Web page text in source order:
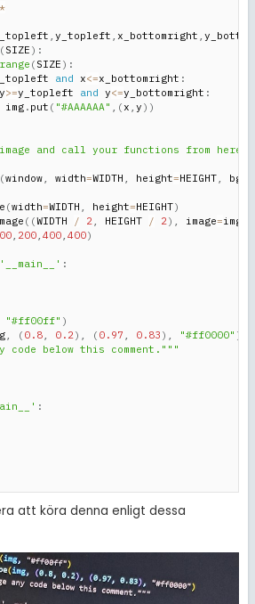
*
, y_topleft , x_bottomright ,
( SIZE ) :
range ( SIZE ) :
and x<=x_bottomright :
>=y_topleft and y<=y_bottomright :
img
. put ( "#AAAAAA" , ( x , y ) )
and call your functions from
(window, width=WIDTH , height=HEIGHT, bg
(width=WIDTH , height=HEIGHT)
( (WIDTH / 2, HEIGHT / 2) , image=img
, 200, 400, 400)
'__main__' :
"#ff00ff" )
, ( 0.8, 0.2) , ( 0.97 , 0.83 ) , "#ff0000" )
code below this comment."""
:
att köra denna enligt dessa